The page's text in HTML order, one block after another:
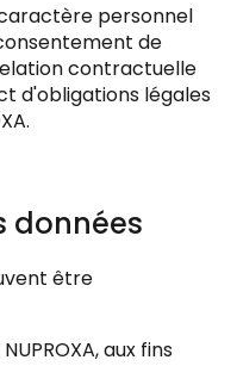
personnel
de
contractuelle
d'obligations légales
données
être
aux fins